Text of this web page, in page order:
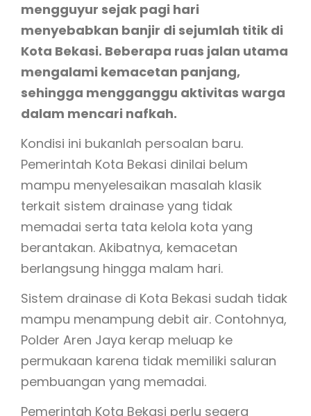
mengguyur sejak pagi hari
menyebabkan banjir di sejumlah titik di
Kota Bekasi. Beberapa ruas jalan utama
mengalami kemacetan panjang,
sehingga mengganggu aktivitas warga
dalam mencari nafkah.
Kondisi ini bukanlah persoalan baru.
Pemerintah Kota Bekasi dinilai belum
mampu menyelesaikan masalah klasik
terkait sistem drainase yang tidak
memadai serta tata kelola kota yang
berantakan. Akibatnya, kemacetan
berlangsung hingga malam hari.
Sistem drainase di Kota Bekasi sudah tidak
mampu menampung debit air. Contohnya,
Polder Aren Jaya kerap meluap ke
permukaan karena tidak memiliki saluran
pembuangan yang memadai.
Pemerintah Kota Bekasi perlu segera